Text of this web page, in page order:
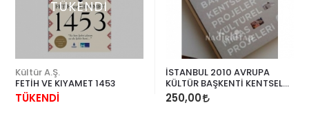
TÜKENDİ
Kültür A.Ş.
FETİH VE KIYAMET 1453
TÜKENDİ
İSTANBUL 2010 AVRUPA
KÜLTÜR BAŞKENTİ KENTSEL
PROJELER VE KÜLTÜREL
MİRAS PROJELERİ
250,00